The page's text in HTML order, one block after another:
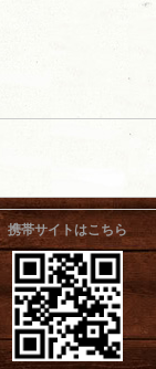
携帯サイトはこちら